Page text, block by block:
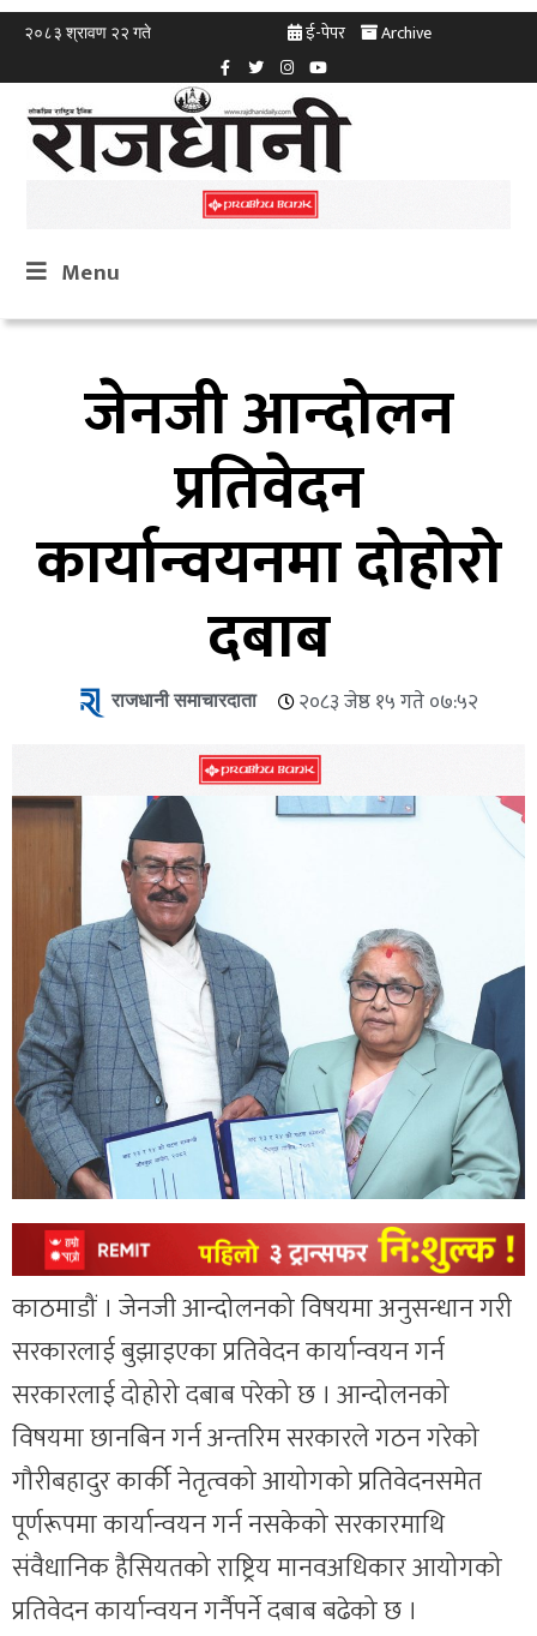
२०८३ श्रावण २२ गते ई-पेपर Archive
Menu
जेनजी आन्दोलन
प्रतिवेदन
कार्यान्वयनमा दोहोरो
दबाब
राजधानी समाचारदाता २०८३ जेष्ठ १५ गते ०७:५२
काठमाडौं । जेनजी आन्दोलनको विषयमा अनुसन्धान गरी
सरकारलाई बुझाइएका प्रतिवेदन कार्यान्वयन गर्न
सरकारलाई दोहोरो दबाब परेको छ । आन्दोलनको
विषयमा छानबिन गर्न अन्तरिम सरकारले गठन गरेको
गौरीबहादुर कार्की नेतृत्वको आयोगको प्रतिवेदनसमेत
पूर्णरूपमा कार्यान्वयन गर्न नसकेको सरकारमाथि
संवैधानिक हैसियतको राष्ट्रिय मानवअधिकार आयोगको
प्रतिवेदन कार्यान्वयन गर्नैपर्ने दबाब बढेको छ ।